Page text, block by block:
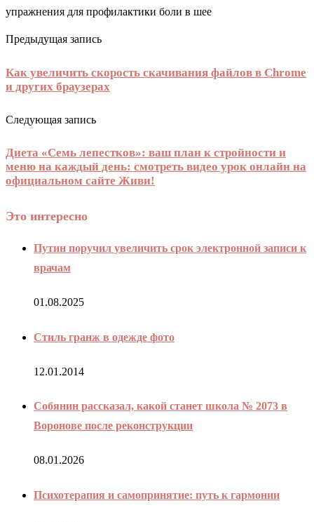
упражнения для профилактики боли в шее
Предыдущая запись
Как увеличить скорость скачивания файлов в Chrome
и других браузерах
Следующая запись
Диета «Семь лепестков»: ваш план к стройности и
меню на каждый день: смотреть видео урок онлайн на
официальном сайте Живи!
Это интересно
Путин поручил увеличить срок электронной записи к
врачам
01.08.2025
Стиль гранж в одежде фото
12.01.2014
Собянин рассказал, какой станет школа № 2073 в
Воронове после реконструкции
08.01.2026
Психотерапия и самопринятие: путь к гармонии